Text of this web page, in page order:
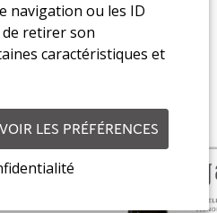
navigation ou les ID
de retirer son
caractéristiques et
VOIR LES PRÉFÉRENCES